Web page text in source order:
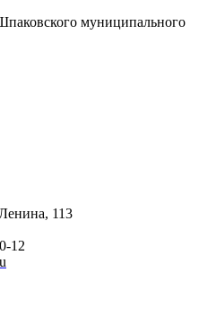
муниципального
113
12